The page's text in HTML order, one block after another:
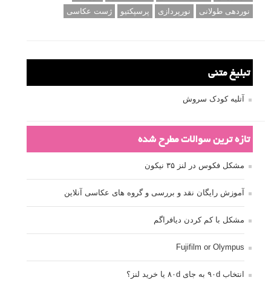
نوردهی طولانی
نورپردازی پرسپکتیو ژست عکاسی
تبلیغ متنی
آتلیه کودک سروش
تازه ترین سوالات مطرح شده
مشکل فکوس در لنز ۳۵ نیکون
آموزش رایگان نقد و بررسی و گروه های عکاسی آنلاین
مشکل با کم کردن دیافراگم
Fujifilm or Olympus
انتخاب ۹۰d به جای ۸۰d یا خرید لنز؟